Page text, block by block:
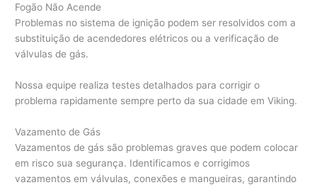
Fogão Não Acende
Problemas no sistema de ignição podem ser resolvidos com a
substituição de acendedores elétricos ou a verificação de
válvulas de gás.
Nossa equipe realiza testes detalhados para corrigir o
problema rapidamente sempre perto da sua cidade em Viking.
Vazamento de Gás
Vazamentos de gás são problemas graves que podem colocar
em risco sua segurança. Identificamos e corrigimos
vazamentos em válvulas, conexões e mangueiras, garantindo